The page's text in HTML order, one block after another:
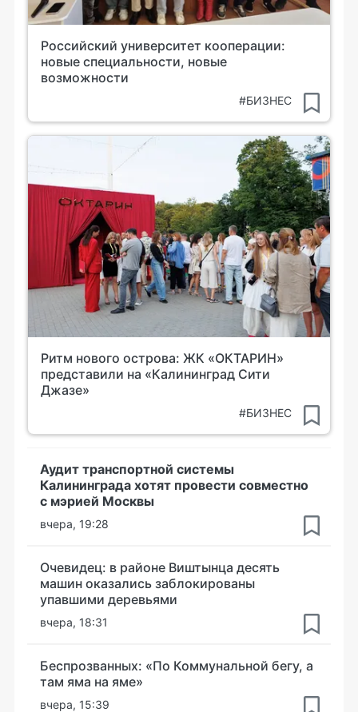
Российский университет кооперации:
новые специальности, новые
возможности
#БИЗНЕС
Ритм нового острова: ЖК «ОКТАРИН»
представили на «Калининград Сити
Джазе»
#БИЗНЕС
Аудит транспортной системы
Калининграда хотят провести совместно
с мэрией Москвы
вчера, 19:28
Очевидец: в районе Виштынца десять
машин оказались заблокированы
упавшими деревьями
вчера, 18:31
Беспрозванных: «По Коммунальной бегу, а
там яма на яме»
вчера, 15:39